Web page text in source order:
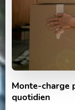
Monte-charge
quotidien